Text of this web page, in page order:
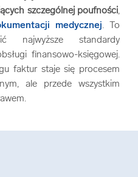
szczególnej poufności,
medycznej. To
najwyższe standardy
finansowo-księgowej.
faktur staje się procesem
ale przede wszystkim